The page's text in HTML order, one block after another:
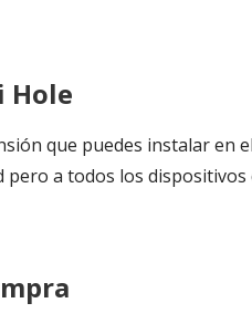
Hole
que puedes instalar en
pero a todos los dispositivos